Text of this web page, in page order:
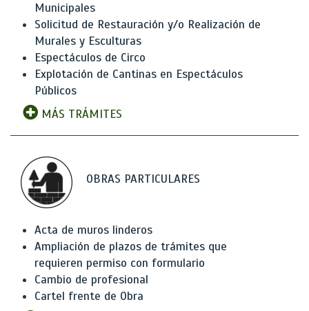
Municipales
Solicitud de Restauración y/o Realización de
Murales y Esculturas
Espectáculos de Circo
Explotación de Cantinas en Espectáculos
Públicos
MÁS TRÁMITES
OBRAS PARTICULARES
Acta de muros linderos
Ampliación de plazos de trámites que
requieren permiso con formulario
Cambio de profesional
Cartel frente de Obra